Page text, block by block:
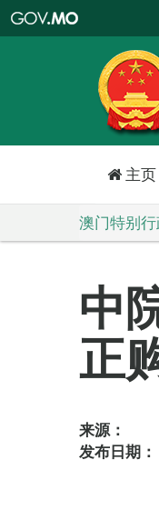
特
政
区
政
口
主页
澳门特别
中
正
来源：
发布日期：